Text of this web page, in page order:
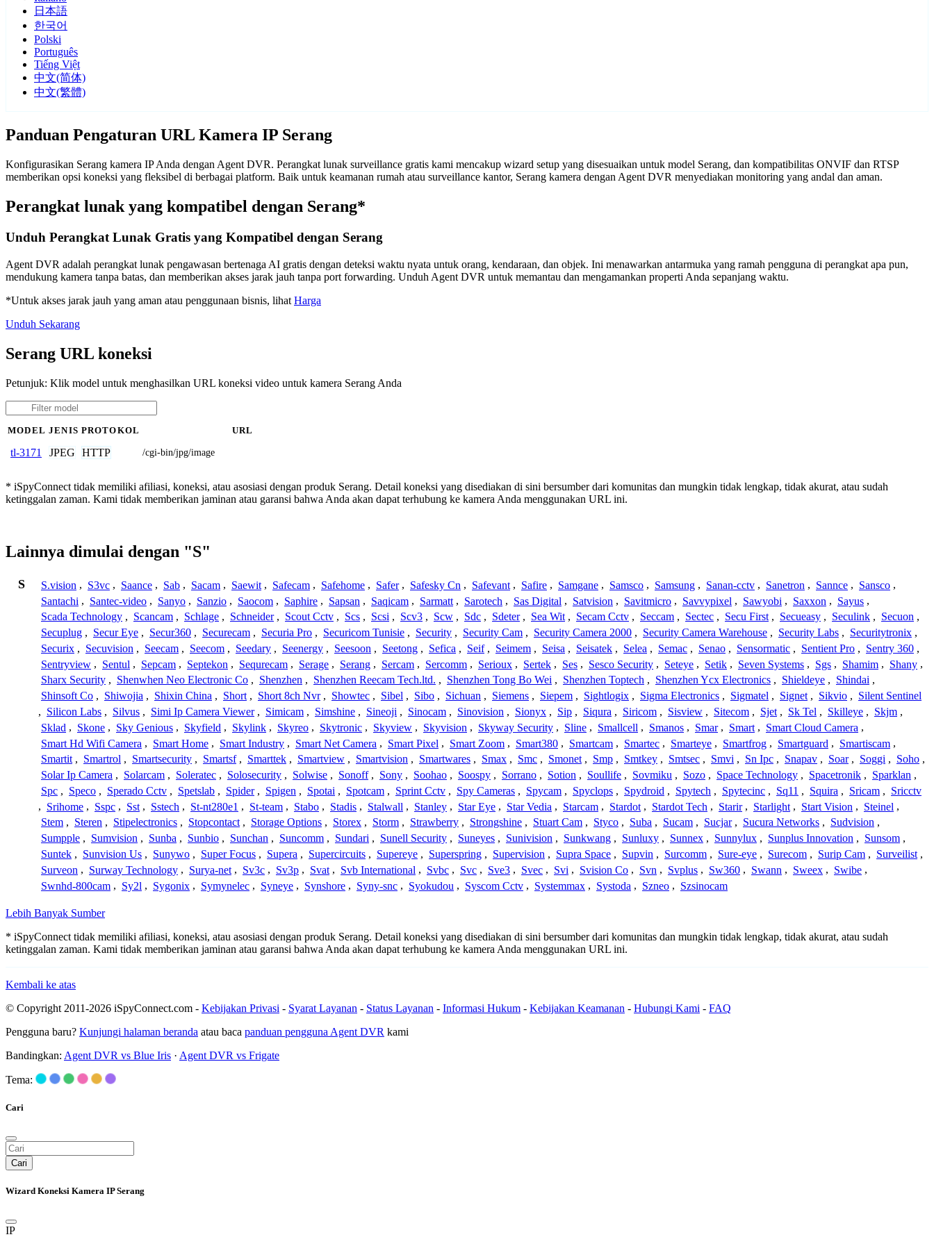
日本語
한국어
Polski
Português
Tiếng Việt
中文(简体)
中文(繁體)
Panduan Pengaturan URL Kamera IP Serang
Konfigurasikan Serang kamera IP Anda dengan Agent DVR. Perangkat lunak surveillance gratis kami mencakup wizard setup yang disesuaikan untuk model Serang, dan kompatibilitas ONVIF dan RTSP
memberikan opsi koneksi yang fleksibel di berbagai platform. Baik untuk keamanan rumah atau surveillance kantor, Serang kamera dengan Agent DVR menyediakan monitoring yang andal dan aman.
Perangkat lunak yang kompatibel dengan Serang*
Unduh Perangkat Lunak Gratis yang Kompatibel dengan Serang
Agent DVR adalah perangkat lunak pengawasan bertenaga AI gratis dengan deteksi waktu nyata untuk orang, kendaraan, dan objek. Ini menawarkan antarmuka yang ramah pengguna di perangkat apa pun,
mendukung kamera tanpa batas, dan memberikan akses jarak jauh tanpa port forwarding. Unduh Agent DVR untuk memantau dan mengamankan properti Anda sepanjang waktu.
*Untuk akses jarak jauh yang aman atau penggunaan bisnis, lihat Harga
Unduh Sekarang
Serang URL koneksi
Petunjuk: Klik model untuk menghasilkan URL koneksi video untuk kamera Serang Anda
MODEL JENIS PROTOKOL URL
tl-3171 JPEG HTTP /cgi-bin/jpg/image
* iSpyConnect tidak memiliki afiliasi, koneksi, atau asosiasi dengan produk Serang. Detail koneksi yang disediakan di sini bersumber dari komunitas dan mungkin tidak lengkap, tidak akurat, atau sudah
ketinggalan zaman. Kami tidak memberikan jaminan atau garansi bahwa Anda akan dapat terhubung ke kamera Anda menggunakan URL ini.
Lainnya dimulai dengan "S"
S S.vision , S3vc , Saance , Sab , Sacam , Saewit , Safecam , Safehome , Safer , Safesky Cn , Safevant , Safire , Samgane , Samsco , Samsung , Sanan-cctv , Sanetron , Sannce , Sansco ,
Santachi , Santec-video , Sanyo , Sanzio , Saocom , Saphire , Sapsan , Saqicam , Sarmatt , Sarotech , Sas Digital , Satvision , Savitmicro , Savvypixel , Sawyobi , Saxxon , Sayus ,
Scada Technology , Scancam , Schlage , Schneider , Scout Cctv , Scs , Scsi , Scv3 , Scw , Sdc , Sdeter , Sea Wit , Secam Cctv , Seccam , Sectec , Secu First , Secueasy , Seculink , Secuon ,
Secuplug , Secur Eye , Secur360 , Securecam , Securia Pro , Securicom Tunisie , Security , Security Cam , Security Camera 2000 , Security Camera Warehouse , Security Labs , Securitytronix ,
Securix , Secuvision , Seecam , Seecom , Seedary , Seenergy , Seesoon , Seetong , Sefica , Seif , Seimem , Seisa , Seisatek , Selea , Semac , Senao , Sensormatic , Sentient Pro , Sentry 360 ,
Sentryview , Sentul , Sepcam , Septekon , Sequrecam , Serage , Serang , Sercam , Sercomm , Serioux , Sertek , Ses , Sesco Security , Seteye , Setik , Seven Systems , Sgs , Shamim , Shany ,
Sharx Security , Shenwhen Neo Electronic Co , Shenzhen , Shenzhen Reecam Tech.ltd. , Shenzhen Tong Bo Wei , Shenzhen Toptech , Shenzhen Ycx Electronics , Shieldeye , Shindai ,
Shinsoft Co , Shiwojia , Shixin China , Short , Short 8ch Nvr , Showtec , Sibel , Sibo , Sichuan , Siemens , Siepem , Sightlogix , Sigma Electronics , Sigmatel , Signet , Sikvio , Silent Sentinel
, Silicon Labs , Silvus , Simi Ip Camera Viewer , Simicam , Simshine , Sineoji , Sinocam , Sinovision , Sionyx , Sip , Siqura , Siricom , Sisview , Sitecom , Sjet , Sk Tel , Skilleye , Skjm ,
Sklad , Skone , Sky Genious , Skyfield , Skylink , Skyreo , Skytronic , Skyview , Skyvision , Skyway Security , Sline , Smallcell , Smanos , Smar , Smart , Smart Cloud Camera ,
Smart Hd Wifi Camera , Smart Home , Smart Industry , Smart Net Camera , Smart Pixel , Smart Zoom , Smart380 , Smartcam , Smartec , Smarteye , Smartfrog , Smartguard , Smartiscam ,
Smartit , Smartrol , Smartsecurity , Smartsf , Smarttek , Smartview , Smartvision , Smartwares , Smax , Smc , Smonet , Smp , Smtkey , Smtsec , Smvi , Sn Ipc , Snapav , Soar , Soggi , Soho ,
Solar Ip Camera , Solarcam , Soleratec , Solosecurity , Solwise , Sonoff , Sony , Soohao , Soospy , Sorrano , Sotion , Soullife , Sovmiku , Sozo , Space Technology , Spacetronik , Sparklan ,
Spc , Speco , Sperado Cctv , Spetslab , Spider , Spigen , Spotai , Spotcam , Sprint Cctv , Spy Cameras , Spycam , Spyclops , Spydroid , Spytech , Spytecinc , Sq11 , Squira , Sricam , Sricctv
, Srihome , Sspc , Sst , Sstech , St-nt280e1 , St-team , Stabo , Stadis , Stalwall , Stanley , Star Eye , Star Vedia , Starcam , Stardot , Stardot Tech , Starir , Starlight , Start Vision , Steinel ,
Stem , Steren , Stipelectronics , Stopcontact , Storage Options , Storex , Storm , Strawberry , Strongshine , Stuart Cam , Styco , Suba , Sucam , Sucjar , Sucura Networks , Sudvision ,
Sumpple , Sumvision , Sunba , Sunbio , Sunchan , Suncomm , Sundari , Sunell Security , Suneyes , Sunivision , Sunkwang , Sunluxy , Sunnex , Sunnylux , Sunplus Innovation , Sunsom ,
Suntek , Sunvision Us , Sunywo , Super Focus , Supera , Supercircuits , Supereye , Superspring , Supervision , Supra Space , Supvin , Surcomm , Sure-eye , Surecom , Surip Cam , Surveilist ,
Surveon , Surway Technology , Surya-net , Sv3c , Sv3p , Svat , Svb International , Svbc , Svc , Sve3 , Svec , Svi , Svision Co , Svn , Svplus , Sw360 , Swann , Sweex , Swibe ,
Swnhd-800cam , Sy2l , Sygonix , Symynelec , Syneye , Synshore , Syny-snc , Syokudou , Syscom Cctv , Systemmax , Systoda , Szneo , Szsinocam
Lebih Banyak Sumber
* iSpyConnect tidak memiliki afiliasi, koneksi, atau asosiasi dengan produk Serang. Detail koneksi yang disediakan di sini bersumber dari komunitas dan mungkin tidak lengkap, tidak akurat, atau sudah
ketinggalan zaman. Kami tidak memberikan jaminan atau garansi bahwa Anda akan dapat terhubung ke kamera Anda menggunakan URL ini.
Kembali ke atas
© Copyright 2011-2026 iSpyConnect.com - Kebijakan Privasi - Syarat Layanan - Status Layanan - Informasi Hukum - Kebijakan Keamanan - Hubungi Kami - FAQ
Pengguna baru? Kunjungi halaman beranda atau baca panduan pengguna Agent DVR kami
Bandingkan: Agent DVR vs Blue Iris · Agent DVR vs Frigate
Tema:
Cari
Cari
Wizard Koneksi Kamera IP Serang
IP